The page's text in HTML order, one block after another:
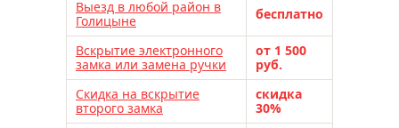
электронные замки lockin
электронные замки kaadas
электронные замки samsung
электронные замки armadillo
Выезд в любой район в
Голицыне
бесплатно
Вскрытие электронного
замка или замена ручки
от 1 500
руб.
Скидка на вскрытие
второго замка
скидка
30%